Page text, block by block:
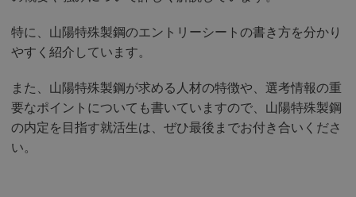
特に、山陽特殊製鋼のエントリーシートの書き方を分かり
やすく紹介しています。
また、山陽特殊製鋼が求める人材の特徴や、選考情報の重
要なポイントについても書いていますので、山陽特殊製鋼
の内定を目指す就活生は、ぜひ最後までお付き合いくださ
い。